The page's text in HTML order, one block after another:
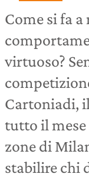
Come si fa a
virtuoso?
Cartoniadi,
tutto il mese
zone di
stabilire chi